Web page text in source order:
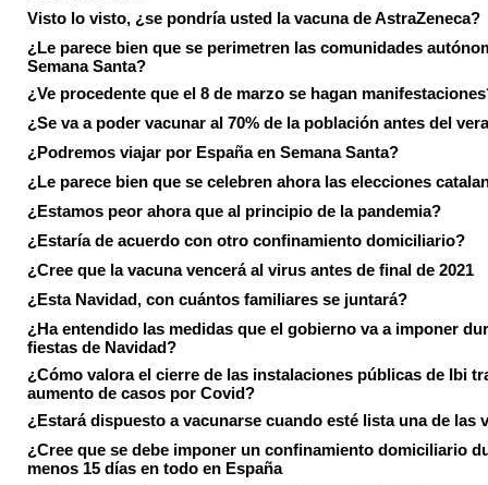
Visto lo visto, ¿se pondría usted la vacuna de AstraZeneca?
¿Le parece bien que se perimetren las comunidades
Semana Santa?
¿Ve procedente que el 8 de marzo se hagan
¿Se va a poder vacunar al 70% de la población antes del
¿Podremos viajar por España en Semana Santa?
¿Le parece bien que se celebren ahora las elecciones
¿Estamos peor ahora que al principio de la pandemia?
¿Estaría de acuerdo con otro confinamiento domiciliario?
¿Cree que la vacuna vencerá al virus antes de final de 2021
¿Esta Navidad, con cuántos familiares se juntará?
¿Ha entendido las medidas que el gobierno va a imponer
fiestas de Navidad?
¿Cómo valora el cierre de las instalaciones públicas de Ibi
aumento de casos por Covid?
¿Estará dispuesto a vacunarse cuando esté lista una de las
¿Cree que se debe imponer un confinamiento domiciliario
menos 15 días en todo en España